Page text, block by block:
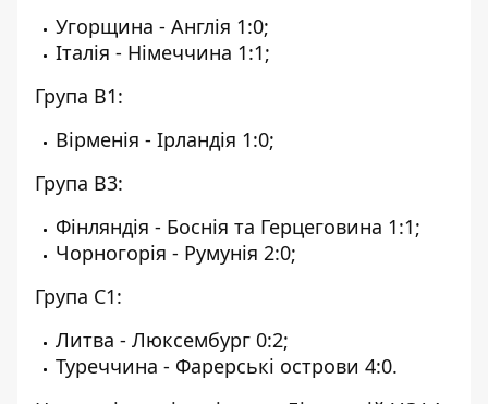
Угорщина - Англія 1:0;
Італія - ​​Німеччина 1:1;
Група В1:
Вірменія - Ірландія 1:0;
Група В3:
Фінляндія - Боснія та Герцеговина 1:1;
Чорногорія - Румунія 2:0;
Група С1:
Литва - Люксембург 0:2;
Туреччина - Фарерські острови 4:0.